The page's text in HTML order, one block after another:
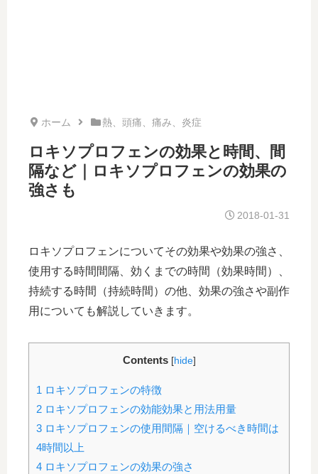
ホーム 熱、頭痛、痛み、炎症
ロキソプロフェンの効果と時間、間
隔など｜ロキソプロフェンの効果の
強さも
2018-01-31
ロキソプロフェンについてその効果や効果の強さ、
使用する時間間隔、効くまでの時間（効果時間）、
持続する時間（持続時間）の他、効果の強さや副作
用についても解説していきます。
Contents [hide]
1 ロキソプロフェンの特徴
2 ロキソプロフェンの効能効果と用法用量
3 ロキソプロフェンの使用間隔｜空けるべき時間は
4時間以上
4 ロキソプロフェンの効果の強さ